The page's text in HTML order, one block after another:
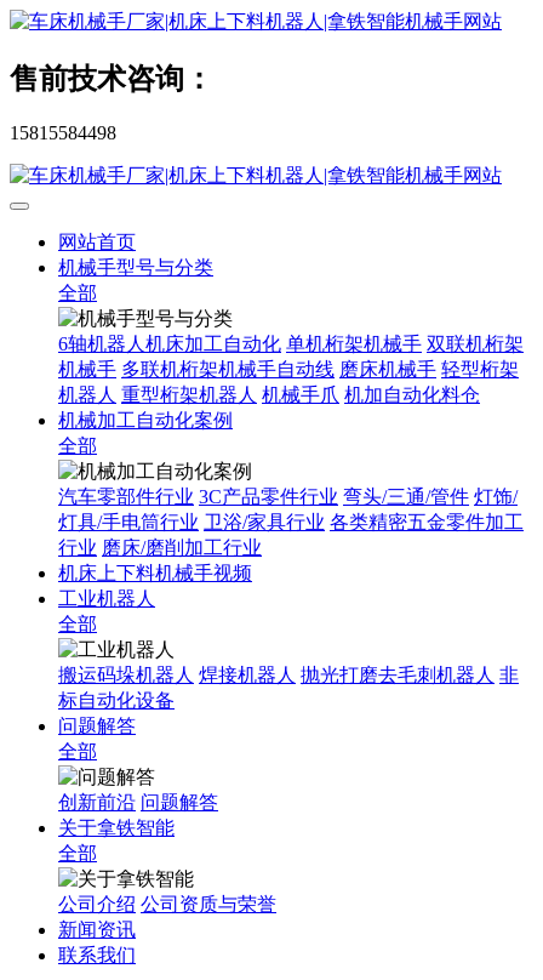
售前技术咨询：
15815584498
网站首页
机械手型号与分类
全部
6轴机器人机床加工自动化 单机桁架机械手 双联机桁架
机械手 多联机桁架机械手自动线 磨床机械手 轻型桁架
机器人 重型桁架机器人 机械手爪 机加自动化料仓
机械加工自动化案例
全部
汽车零部件行业 3C产品零件行业 弯头/三通/管件 灯饰/
灯具/手电筒行业 卫浴/家具行业 各类精密五金零件加工
行业 磨床/磨削加工行业
机床上下料机械手视频
工业机器人
全部
搬运码垛机器人 焊接机器人 抛光打磨去毛刺机器人 非
标自动化设备
问题解答
全部
创新前沿 问题解答
关于拿铁智能
全部
公司介绍 公司资质与荣誉
新闻资讯
联系我们